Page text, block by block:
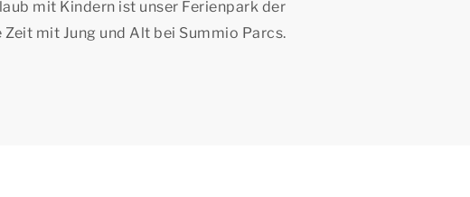
mit Kindern ist unser Ferienpark der
mit Jung und Alt bei Summio Parcs.